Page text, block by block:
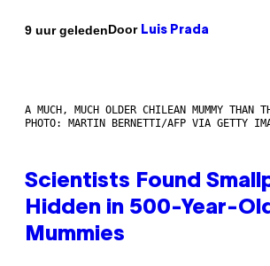
9 uur geledenDoor Luis Prada
A MUCH, MUCH OLDER CHILEAN MUMMY THAN
PHOTO: MARTIN BERNETTI/AFP VIA GETTY
Scientists Found
Hidden in 500-Year-
Mummies